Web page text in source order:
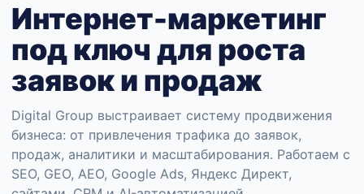
Интернет-маркетинг
под ключ для роста
заявок и продаж
Digital Group выстраивает систему продвижения
бизнеса: от привлечения трафика до заявок,
продаж, аналитики и масштабирования. Работаем с
SEO, GEO, AEO, Google Ads, Яндекс Директ,